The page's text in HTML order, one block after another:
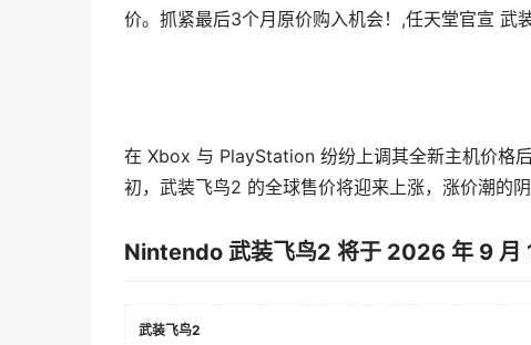
价。抓紧最后3个月原价购入机会！,任天堂官宣 武
在 Xbox 与 PlayStation 纷纷上调其全新主机价格
初，武装飞鸟2 的全球售价将迎来上涨，涨价潮的
Nintendo 武装飞鸟2 将于 2026 年 9 月
武装飞鸟2